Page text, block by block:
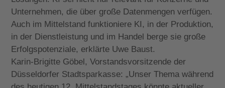
Unternehmen, die über große Datenmengen verfügen.
Auch im Mittelstand funktioniere KI, in der Produktion,
in der Dienstleistung und im Handel berge sie große
Erfolgspotenziale, erklärte Uwe Baust.
Karin-Brigitte Göbel, Vorstandsvorsitzende der
Düsseldorfer Stadtsparkasse: „Unser Thema während